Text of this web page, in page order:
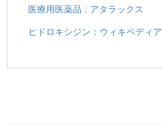
医療用医薬品 : アタラックス
ヒドロキシジン：ウィキペディア